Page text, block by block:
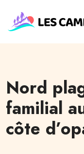
Nord
familial
côte